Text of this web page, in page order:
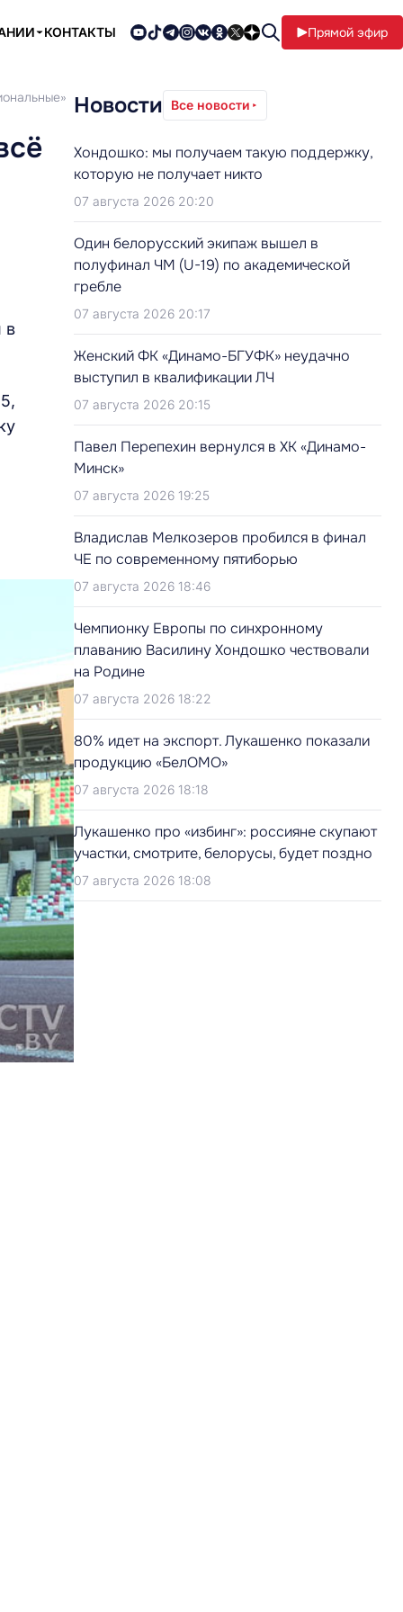
КОНТАКТЫ Прямой эфир
в
Новости Все новости
Хондошко: мы получаем такую поддержку,
которую не получает никто
07 августа 2026 20:20
Один белорусский экипаж вышел в
полуфинал ЧМ (U-19) по академической
гребле
07 августа 2026 20:17
Женский ФК «Динамо-БГУФК» неудачно
выступил в квалификации ЛЧ
07 августа 2026 20:15
Павел Перепехин вернулся в ХК «Динамо-
Минск»
07 августа 2026 19:25
Владислав Мелкозеров пробился в финал
ЧЕ по современному пятиборью
07 августа 2026 18:46
Чемпионку Европы по синхронному
плаванию Василину Хондошко чествовали
на Родине
07 августа 2026 18:22
80% идет на экспорт. Лукашенко показали
продукцию «БелОМО»
07 августа 2026 18:18
Лукашенко про «избинг»: россияне скупают
участки, смотрите, белорусы, будет поздно
07 августа 2026 18:08